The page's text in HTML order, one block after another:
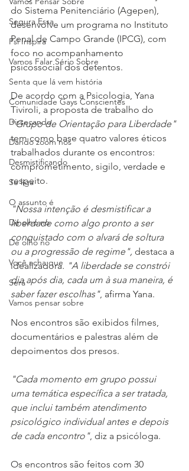
Segura Essa
Psi Inspira
Vamos Falar Sério Sobre
Senta que lá vem história
Comunidade Gays Conscientes
Dissecando
Dando zoom nos
Desmistificando
Se liga
O assunto é
De olho no
De olho no
Você acha que
Será
Vamos pensar sobre
do Sistema Penitenciário (Agepen),
desenvolve um programa no Instituto
Penal de Campo Grande (IPCG), com
foco no acompanhamento
psicossocial dos detentos.
De acordo com a Psicologia, Yana
Tiviroli, a proposta de trabalho do
"Grupo de Orientação para Liberdade"
tem como base quatro valores éticos
trabalhados durante os encontros:
comprometimento, sigilo, verdade e
respeito.
"Nossa intenção é desmistificar a
liberdade como algo pronto a ser
conquistado com o alvará de soltura
ou a progressão de regime", destaca a
idealizadora. "A liberdade se constrói
dia após dia, cada um à sua maneira, é
saber fazer escolhas", afirma Yana.
Nos encontros são exibidos filmes,
documentários e palestras além de
depoimentos dos presos.
"Cada momento em grupo possui
uma temática específica a ser tratada,
que inclui também atendimento
psicológico individual antes e depois
de cada encontro", diz a psicóloga.
Os encontros são feitos com 30